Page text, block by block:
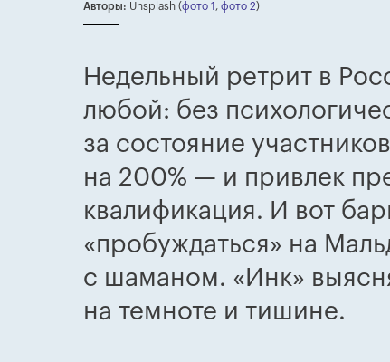
Авторы: Unsplash (фото 1 , фото 2)
Недельный ретрит в
любой: без
за состояние
на 200% — и привлек
квалификация. И вот
«пробуждаться» на
с шаманом. «Инк»
на темноте и тишине.